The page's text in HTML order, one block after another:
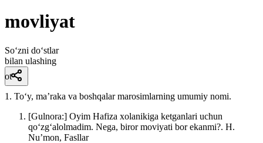
movliyat
So‘zni do‘stlar
bilan ulashing
ot
1. Toʻy, maʼraka va boshqalar marosimlarning umumiy nomi.
[Gulnora:] Oyim Hafiza xolanikiga ketganlari uchun
qoʻzgʻalolmadim. Nega, biror moviyati bor ekanmi?. H.
Nuʼmon, Fasllar